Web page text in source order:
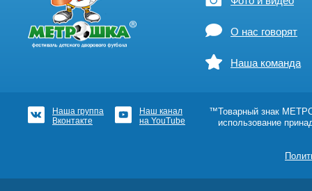
О нас говорят
Наша команда
Наша группа
Вконтакте
Наш канал
на YouTube
™Товарный знак
использование